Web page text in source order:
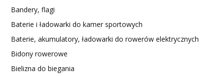
Bandery, flagi
Baterie i ładowarki do kamer sportowych
Baterie, akumulatory, ładowarki do rowerów elektrycznych
Bidony rowerowe
Bielizna do biegania